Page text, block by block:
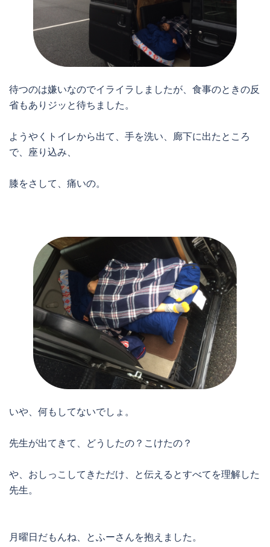
待つのは嫌いなのでイライラしましたが、食事のときの反
省もありジッと待ちました。
ようやくトイレから出て、手を洗い、廊下に出たところ
で、座り込み、
膝をさして、痛いの。
いや、何もしてないでしょ。
先生が出てきて、どうしたの？こけたの？
や、おしっこしてきただけ、と伝えるとすべてを理解した
先生。
月曜日だもんね、とふーさんを抱えました。